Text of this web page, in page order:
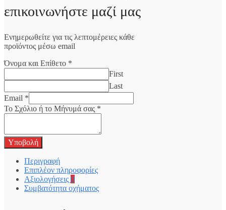
επικοινωνήστε μαζί μας
Ενημερωθείτε για τις λεπτομέρειες κάθε
προϊόντος μέσω email
Όνομα και Επίθετο *
First
Last
Email *
Το Σχόλιο ή το Μήνυμά σας *
Υποβολή
Περιγραφή
Επιπλέον πληροφορίες
Αξιολογήσεις 0
Συμβατότητα οχήματος